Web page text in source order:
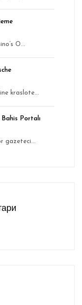
O...
kraslote...
Bahis Portalı
gazeteci...